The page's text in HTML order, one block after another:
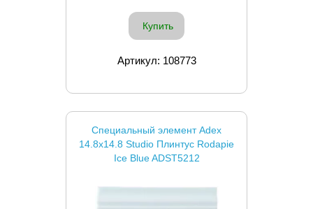
Купить
Артикул: 108773
Специальный элемент Adex
14.8x14.8 Studio Плинтус Rodapie
Ice Blue ADST5212